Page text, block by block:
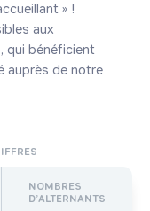
» !
aux
qui bénéficient
auprès de notre
NOMBRES
D’ALTERNANTS